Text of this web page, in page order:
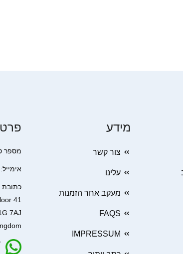
מידע
צור קשר
עלינו
מעקב אחר הזמנות
FAQS
IMPRESSUM
מספר
אימייל: sales@aisope.co.il
7AJ